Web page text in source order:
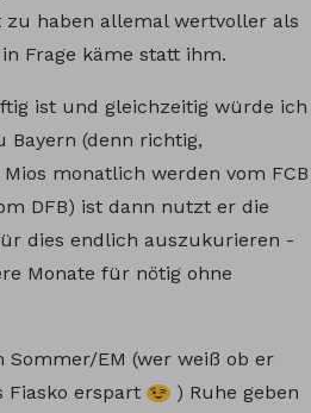
zu haben allemal wertvoller als
Frage käme statt ihm.
ist und gleichzeitig würde ich
Bayern (denn richtig,
monatlich werden vom FCB
DFB) ist dann nutzt er die
dies endlich auszukurieren -
Monate für nötig ohne
EM (wer weiß ob er
Fiasko erspart
) Ruhe geben